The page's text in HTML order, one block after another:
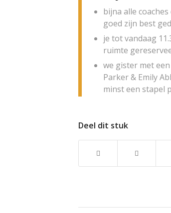
bijna alle
goed zijn best
je tot vandaag
ruimte
we gister met
Parker & Emily
minst een stapel
Deel dit stuk